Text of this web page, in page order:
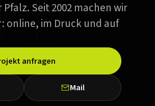
Seit 2002 machen wir
online, im Druck und auf
anfragen
Mail